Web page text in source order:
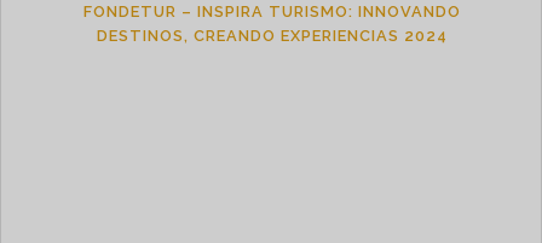
FONDETUR – INSPIRA TURISMO: INNOVANDO
DESTINOS, CREANDO EXPERIENCIAS 2024